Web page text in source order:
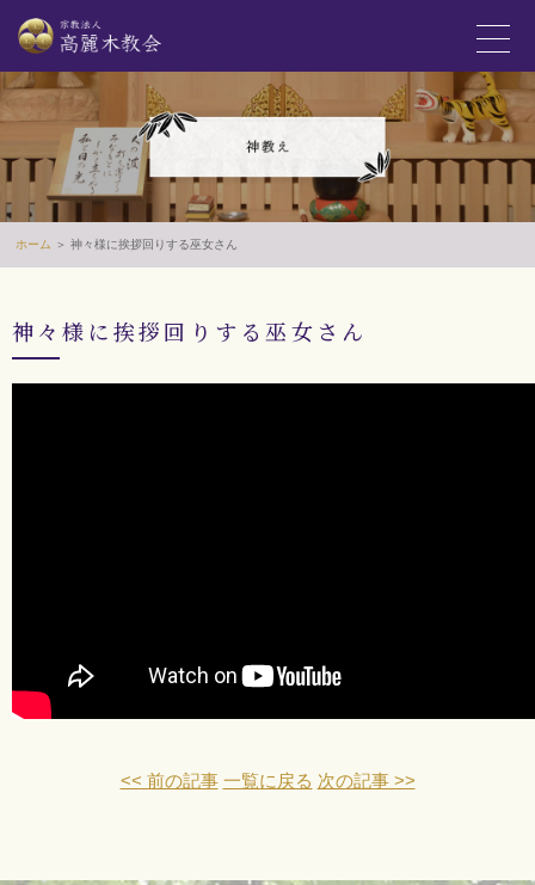
ホーム ＞ 神々様に挨拶回りする巫女さん
神々様に挨拶回りする巫女さん
<< 前の記事 一覧に戻る 次の記事 >>